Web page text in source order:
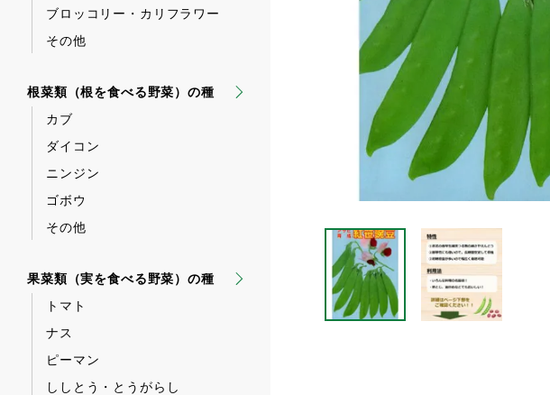
ブロッコリー・カリフラワー
その他
根菜類（根を食べる野菜）の種
カブ
ダイコン
ニンジン
ゴボウ
その他
果菜類（実を食べる野菜）の種
トマト
ナス
ピーマン
ししとう・とうがらし